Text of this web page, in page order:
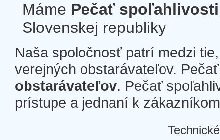
Máme Pečať spoľahlivosti
Slovenskej republiky
Naša spoločnosť patrí medzi
verejných obstarávateľov.
obstarávateľov. Pečať
prístupe a jednaní k